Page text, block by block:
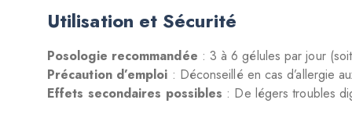
Utilisation et Sécurité
Posologie recommandée : 3 à 6 gélules par jour
Précaution d’emploi : Déconseillé en cas d’allergie
Effets secondaires possibles : De légers troubles